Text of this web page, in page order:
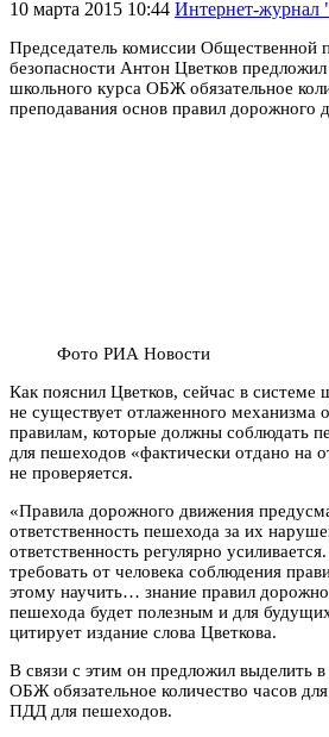
10 марта 2015 10:44 Интернет-журнал
Председатель комиссии Общественной
безопасности Антон Цветков
школьного курса ОБЖ обязательное
преподавания основ правил дорожного
Фото РИА Новости
Как пояснил Цветков, сейчас в системе
не существует отлаженного механизма
правилам, которые должны соблюдать
для пешеходов «фактически отдано на
не проверяется.
«Правила дорожного движения
ответственность пешехода за их
ответственность регулярно
требовать от человека соблюдения
этому научить… знание правил
пешехода будет полезным и для
цитирует издание слова Цветкова.
В связи с этим он предложил выделить
ОБЖ обязательное количество часов
ПДД для пешеходов.